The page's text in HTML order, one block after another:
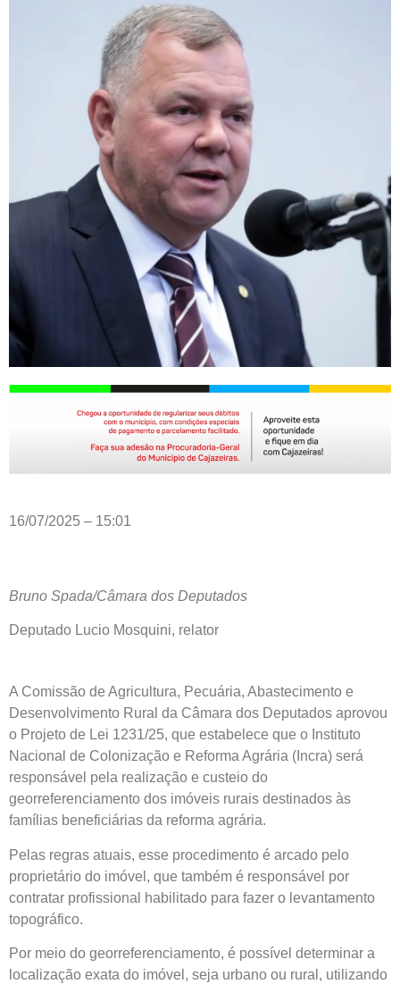
16/07/2025 – 15:01
Bruno Spada/Câmara dos Deputados
Deputado Lucio Mosquini, relator
A Comissão de Agricultura, Pecuária, Abastecimento e
Desenvolvimento Rural da Câmara dos Deputados aprovou
o Projeto de Lei 1231/25, que estabelece que o Instituto
Nacional de Colonização e Reforma Agrária (Incra) será
responsável pela realização e custeio do
georreferenciamento dos imóveis rurais destinados às
famílias beneficiárias da reforma agrária.
Pelas regras atuais, esse procedimento é arcado pelo
proprietário do imóvel, que também é responsável por
contratar profissional habilitado para fazer o levantamento
topográfico.
Por meio do georreferenciamento, é possível determinar a
localização exata do imóvel, seja urbano ou rural, utilizando